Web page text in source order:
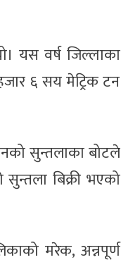
यस वर्ष जिल्लाका
६ सय मेट्रिक टन
सुन्तलाका बोटले
बिक्री भएको
मरेक, अन्नपूर्ण